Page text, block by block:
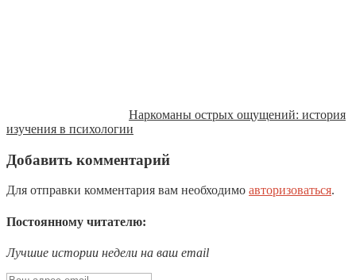
Наркоманы острых ощущений: история
изучения в психологии
Добавить комментарий
Для отправки комментария вам необходимо авторизоваться.
Постоянному читателю:
Лучшие истории недели на ваш email